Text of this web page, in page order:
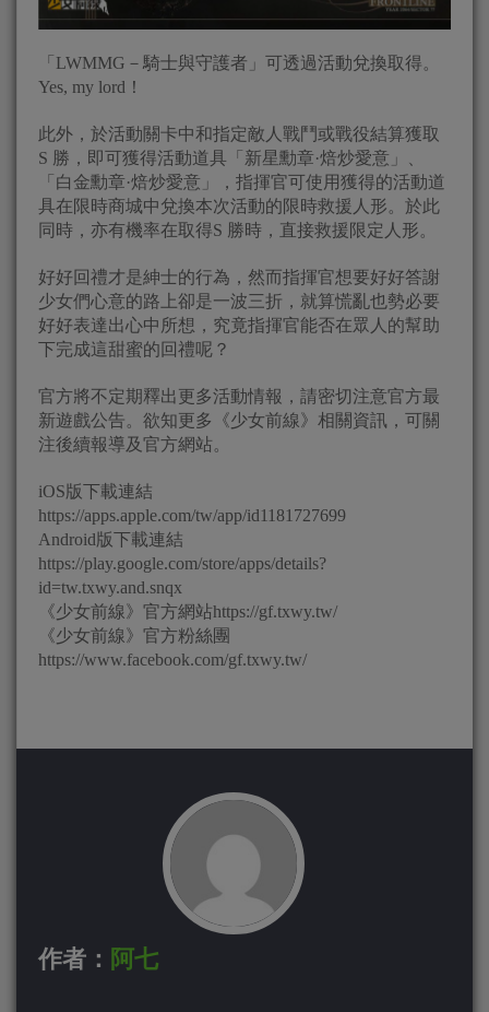
「LWMMG－騎士與守護者」可透過活動兌換取得。
Yes, my lord！
此外，於活動關卡中和指定敵人戰鬥或戰役結算獲取
S 勝，即可獲得活動道具「新星勳章·焙炒愛意」、
「白金勳章·焙炒愛意」，指揮官可使用獲得的活動道
具在限時商城中兌換本次活動的限時救援人形。於此
同時，亦有機率在取得S 勝時，直接救援限定人形。
好好回禮才是紳士的行為，然而指揮官想要好好答謝
少女們心意的路上卻是一波三折，就算慌亂也勢必要
好好表達出心中所想，究竟指揮官能否在眾人的幫助
下完成這甜蜜的回禮呢？
官方將不定期釋出更多活動情報，請密切注意官方最
新遊戲公告。欲知更多《少女前線》相關資訊，可關
注後續報導及官方網站。
iOS版下載連結
https://apps.apple.com/tw/app/id1181727699
Android版下載連結
https://play.google.com/store/apps/details?
id=tw.txwy.and.snqx
《少女前線》官方網站https://gf.txwy.tw/
《少女前線》官方粉絲團
https://www.facebook.com/gf.txwy.tw/
作者： 阿七